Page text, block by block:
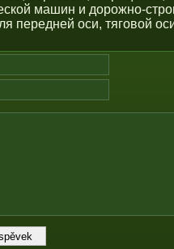
машин и дорожно-
передней оси, тяговой